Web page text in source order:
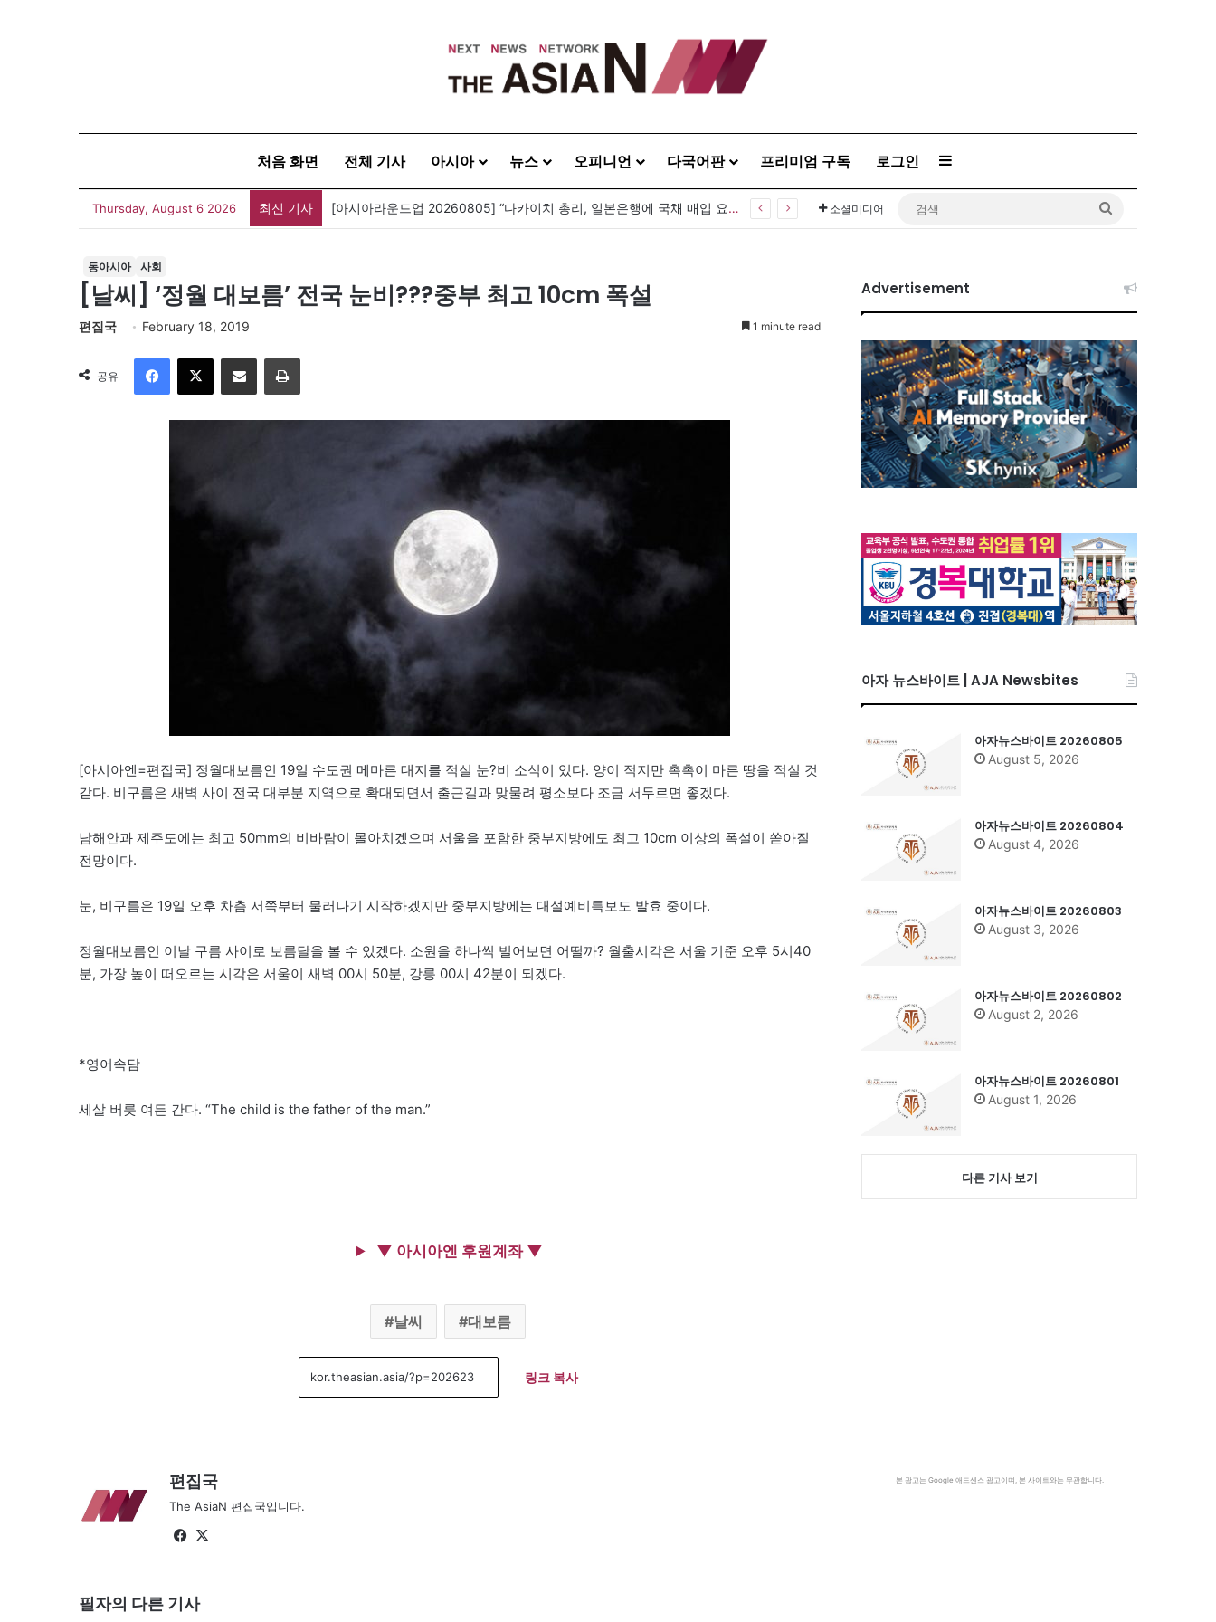
처음 화면 전체 기사 아시아 뉴스 오피니언 다국어판 프리미엄 구독 로그인 Sidebar
Thursday, August 6 2026 최신 기사 중앙아시아 첫 수상 포뮬러1 이식쿨 그랑프리 성황…키르기스스탄, 대회 연례화 추진 소셜미디어
동아시아 사회
[날씨] ‘정월 대보름’ 전국 눈비???중부 최고 10cm 폭설
편집국 February 18, 2019 1 minute read
공유
이메일
[아시아엔=편집국] 정월대보름인 19일 수도권 메마른 대지를 적실 눈?비 소식이 있다. 양이 적지만 촉촉이 마른 땅을 적실 것
같다. 비구름은 새벽 사이 전국 대부분 지역으로 확대되면서 출근길과 맞물려 평소보다 조금 서두르면 좋겠다.
남해안과 제주도에는 최고 50mm의 비바람이 몰아치겠으며 서울을 포함한 중부지방에도 최고 10cm 이상의 폭설이 쏟아질
전망이다.
눈, 비구름은 19일 오후 차츰 서쪽부터 물러나기 시작하겠지만 중부지방에는 대설예비특보도 발효 중이다.
정월대보름인 이날 구름 사이로 보름달을 볼 수 있겠다. 소원을 하나씩 빌어보면 어떨까? 월출시각은 서울 기준 오후 5시40
분, 가장 높이 떠오르는 시각은 서울이 새벽 00시 50분, 강릉 00시 42분이 되겠다.
*영어속담
세살 버릇 여든 간다. “The child is the father of the man.”
▼ 아시아엔 후원계좌 ▼
날씨 대보름
링크 복사
편집국
The AsiaN 편집국입니다.
Fa
ok
필자의 다른 기사
Advertisement
아자 뉴스바이트 | AJA Newsbites
아자뉴스바이트 20260805
August 5, 2026
아자뉴스바이트 20260804
August 4, 2026
아자뉴스바이트 20260803
August 3, 2026
아자뉴스바이트 20260802
August 2, 2026
아자뉴스바이트 20260801
August 1, 2026
다른 기사 보기
본 광고는 Google 애드센스 광고이며, 본 사이트와는 무관합니다.